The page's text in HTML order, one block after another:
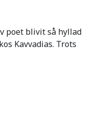
poet blivit så hyllad
Kavvadias. Trots